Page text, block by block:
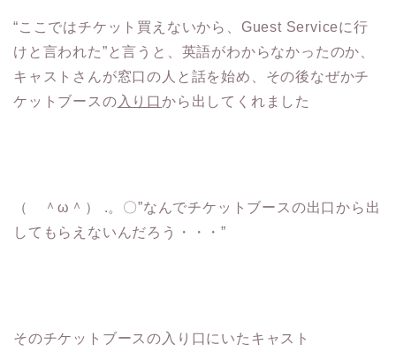
“ここではチケット買えないから、Guest Serviceに行
けと言われた”と言うと、英語がわからなかったのか、
キャストさんが窓口の人と話を始め、その後なぜかチ
ケットブースの 入り口から出してくれました
（ ＾ω＾） .。〇”なんでチケットブースの出口から出
してもらえないんだろう・・・”
そのチケットブースの入り口にいたキャスト